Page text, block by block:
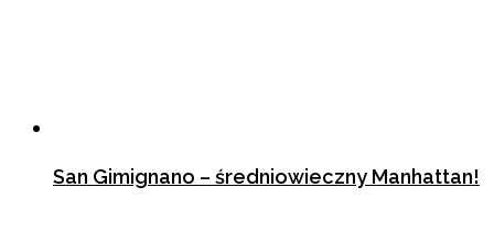
San Gimignano – średniowieczny Manhattan!